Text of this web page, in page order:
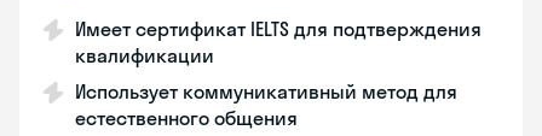
Имеет сертификат IELTS для подтверждения
квалификации
Использует коммуникативный метод для
естественного общения